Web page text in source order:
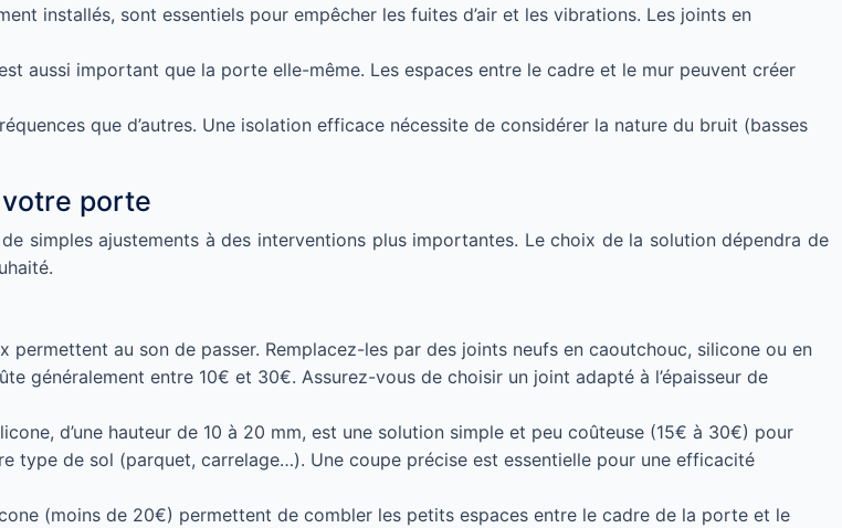
installés, sont essentiels pour empêcher les fuites d’air et les vibrations. Les joints en
aussi important que la porte elle-même. Les espaces entre le cadre et le mur peuvent créer
que d’autres. Une isolation efficace nécessite de considérer la nature du bruit (basses
votre porte
simples ajustements à des interventions plus importantes. Le choix de la solution dépendra de
permettent au son de passer. Remplacez-les par des joints neufs en caoutchouc, silicone ou en
généralement entre 10€ et 30€. Assurez-vous de choisir un joint adapté à l’épaisseur de
d’une hauteur de 10 à 20 mm, est une solution simple et peu coûteuse (15€ à 30€) pour
type de sol (parquet, carrelage…). Une coupe précise est essentielle pour une efficacité
(moins de 20€) permettent de combler les petits espaces entre le cadre de la porte et le